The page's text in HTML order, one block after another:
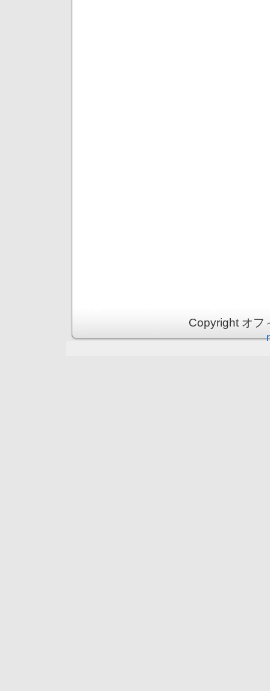
Copyright オ